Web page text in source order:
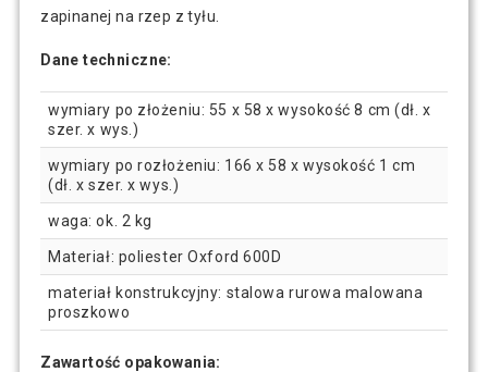
zapinanej na rzep z tyłu.
Dane techniczne:
wymiary po złożeniu: 55 x 58 x wysokość 8 cm (dł. x
szer. x wys.)
wymiary po rozłożeniu: 166 x 58 x wysokość 1 cm
(dł. x szer. x wys.)
waga: ok. 2 kg
Materiał: poliester Oxford 600D
materiał konstrukcyjny: stalowa rurowa malowana
proszkowo
Zawartość opakowania: